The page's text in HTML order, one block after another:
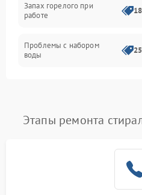
Запах горелого при
работе
Проблемы с набором
воды
Замена платы управления
Этапы ремонта